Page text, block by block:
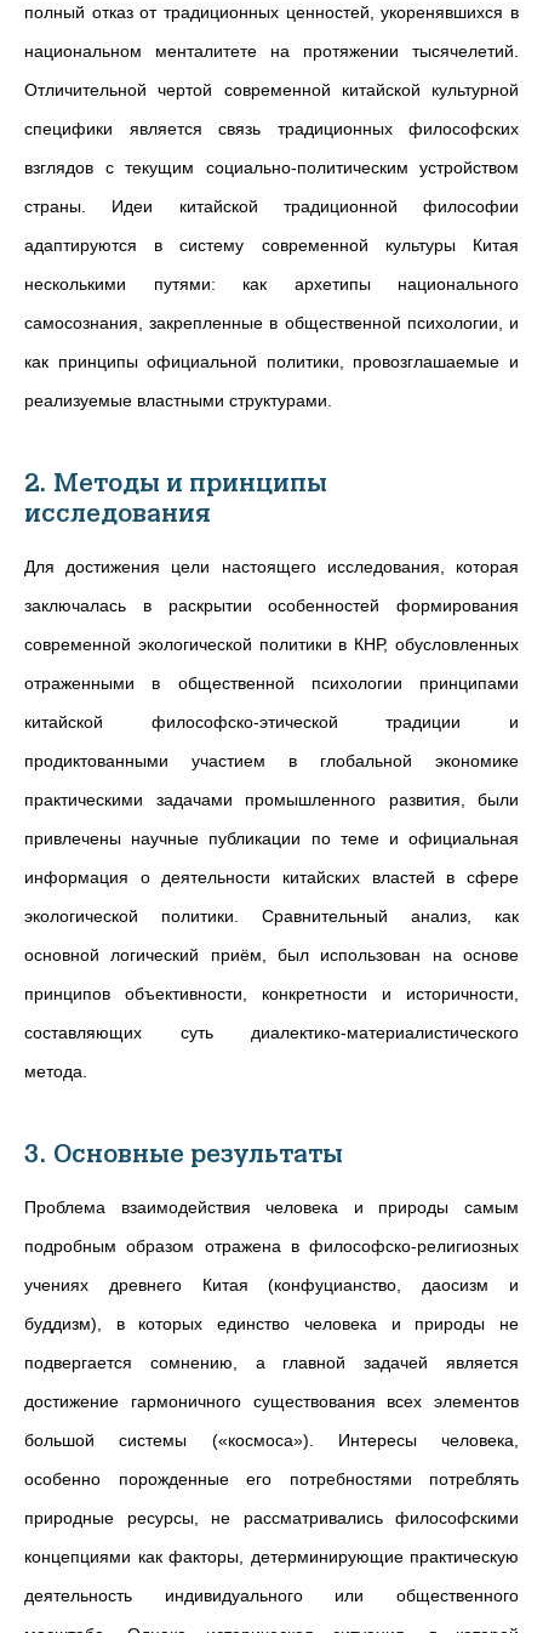
полный отказ от традиционных ценностей, укоренявшихся в
национальном менталитете на протяжении тысячелетий.
Отличительной чертой современной китайской культурной
специфики является связь традиционных философских
взглядов с текущим социально-политическим устройством
страны. Идеи китайской традиционной философии
адаптируются в систему современной культуры Китая
несколькими путями: как архетипы национального
самосознания, закрепленные в общественной психологии, и
как принципы официальной политики, провозглашаемые и
реализуемые властными структурами.
2. Методы и принципы
исследования
Для достижения цели настоящего исследования, которая
заключалась в раскрытии особенностей формирования
современной экологической политики в КНР, обусловленных
отраженными в общественной психологии принципами
китайской философско-этической традиции и
продиктованными участием в глобальной экономике
практическими задачами промышленного развития, были
привлечены научные публикации по теме и официальная
информация о деятельности китайских властей в сфере
экологической политики. Сравнительный анализ, как
основной логический приём, был использован на основе
принципов объективности, конкретности и историчности,
составляющих суть диалектико-материалистического
метода.
3. Основные результаты
Проблема взаимодействия человека и природы самым
подробным образом отражена в философско-религиозных
учениях древнего Китая (конфуцианство, даосизм и
буддизм), в которых единство человека и природы не
подвергается сомнению, а главной задачей является
достижение гармоничного существования всех элементов
большой системы («космоса»). Интересы человека,
особенно порожденные его потребностями потреблять
природные ресурсы, не рассматривались философскими
концепциями как факторы, детерминирующие практическую
деятельность индивидуального или общественного